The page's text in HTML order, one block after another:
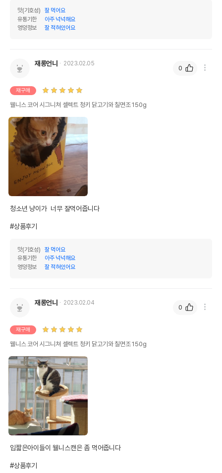
맛(기호성)
잘 먹어요
유통기한
아주 넉넉해요
영양정보
잘 적혀있어요
재롱언니 2023.02.05
재구매
웰니스 코어 시그니쳐 셀렉트 청키 닭고기와 칠면조 150g
청소년 냥이가  너무 잘먹어줍니다
#상품후기
맛(기호성)
잘 먹어요
유통기한
아주 넉넉해요
영양정보
잘 적혀있어요
0
재롱언니 2023.02.04
재구매
웰니스 코어 시그니쳐 셀렉트 청키 닭고기와 칠면조 150g
입짧은아이들이 웰니스캔은 좀 먹어줍니다
#상품후기
0